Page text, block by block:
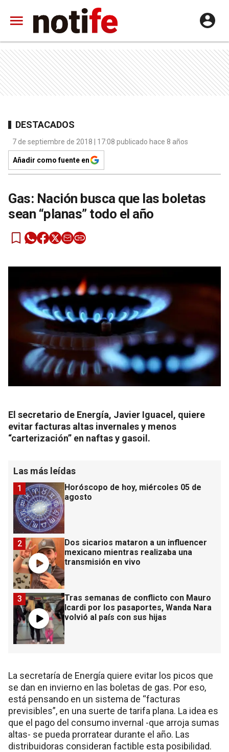
DESTACADOS
7 de septiembre de 2018 | 17:08 publicado hace 8 años
Añadir como fuente en
Gas: Nación busca que las boletas
sean “planas” todo el año
El secretario de Energía, Javier Iguacel, quiere
evitar facturas altas invernales y menos
“carterización” en naftas y gasoil.
Las más leídas
Horóscopo de hoy, miércoles 05 de
agosto
1
Dos sicarios mataron a un influencer
mexicano mientras realizaba una
transmisión en vivo
2
Tras semanas de conflicto con Mauro
Icardi por los pasaportes, Wanda Nara
volvió al país con sus hijas
3
La secretaría de Energía quiere evitar los picos que
se dan en invierno en las boletas de gas. Por eso,
está pensando en un sistema de “facturas
previsibles”, en una suerte de tarifa plana. La idea es
que el pago del consumo invernal -que arroja sumas
altas- se pueda prorratear durante el año. Las
distribuidoras consideran factible esta posibilidad.